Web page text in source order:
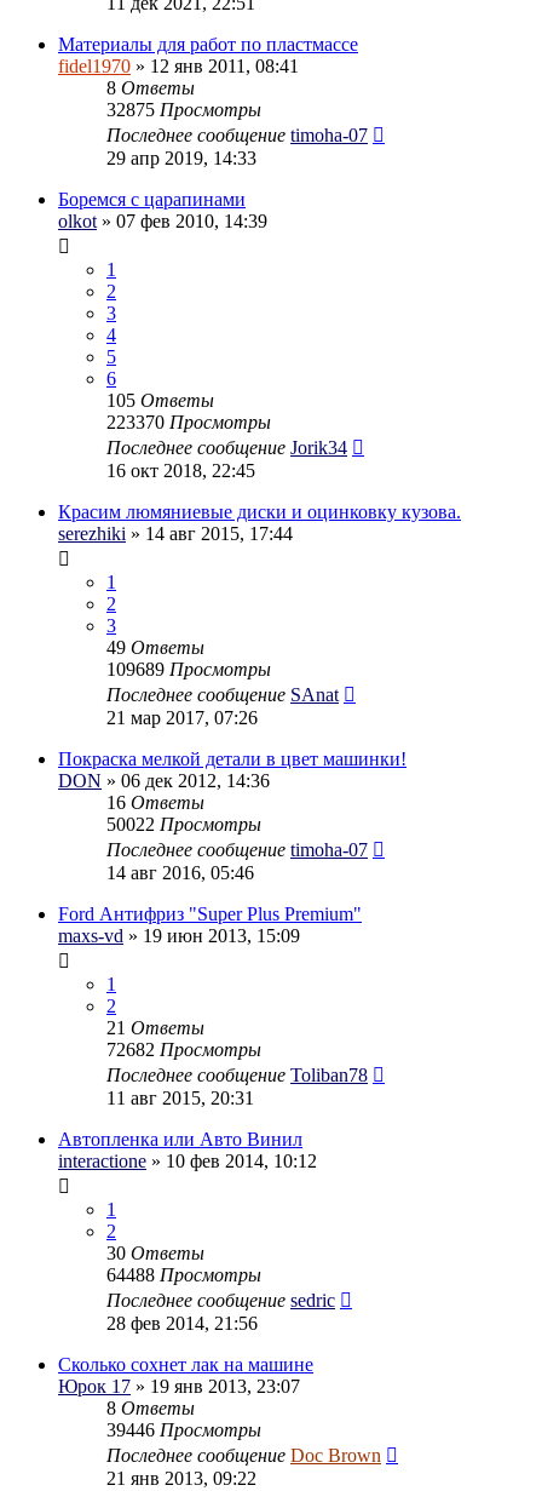
Материалы для работ по пластмассе
fidel1970 » 12 янв 2011, 08:41
8 Ответы
32875 Просмотры
Последнее сообщение timoha-07
29 апр 2019, 14:33
Боремся с царапинами
olkot » 07 фев 2010, 14:39
1
2
3
4
5
6
105 Ответы
223370 Просмотры
Последнее сообщение Jorik34
16 окт 2018, 22:45
Красим люмяниевые диски и оцинковку кузова.
serezhiki » 14 авг 2015, 17:44
1
2
3
49 Ответы
109689 Просмотры
Последнее сообщение SAnat
21 мар 2017, 07:26
Покраска мелкой детали в цвет машинки!
DON » 06 дек 2012, 14:36
16 Ответы
50022 Просмотры
Последнее сообщение timoha-07
14 авг 2016, 05:46
Ford Антифриз "Super Plus Premium"
maxs-vd » 19 июн 2013, 15:09
1
2
21 Ответы
72682 Просмотры
Последнее сообщение Toliban78
11 авг 2015, 20:31
Автопленка или Авто Винил
interactione » 10 фев 2014, 10:12
1
2
30 Ответы
64488 Просмотры
Последнее сообщение sedric
28 фев 2014, 21:56
Сколько сохнет лак на машине
Юрок 17 » 19 янв 2013, 23:07
8 Ответы
39446 Просмотры
Последнее сообщение Doc Brown
21 янв 2013, 09:22